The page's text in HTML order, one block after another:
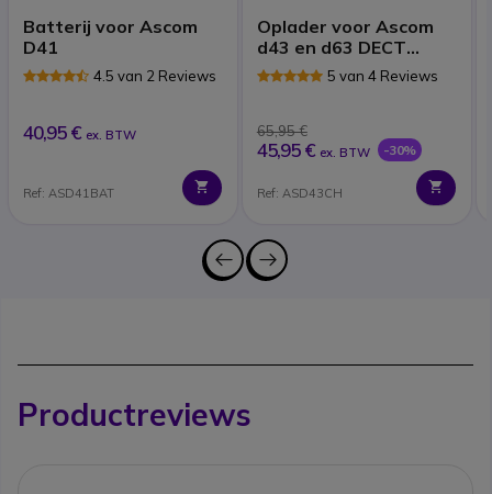
Batterij voor Ascom
D41
4.5 van 2 Reviews
40,95 € ex. BTW
Ref: ASD41BAT
Oplader voor Ascom
d43 en d63 DECT
Telefoons5 van 4 Reviews
65,95 €
45,95 € ex. BTW -30%
Ref: ASD43CH
Productreviews